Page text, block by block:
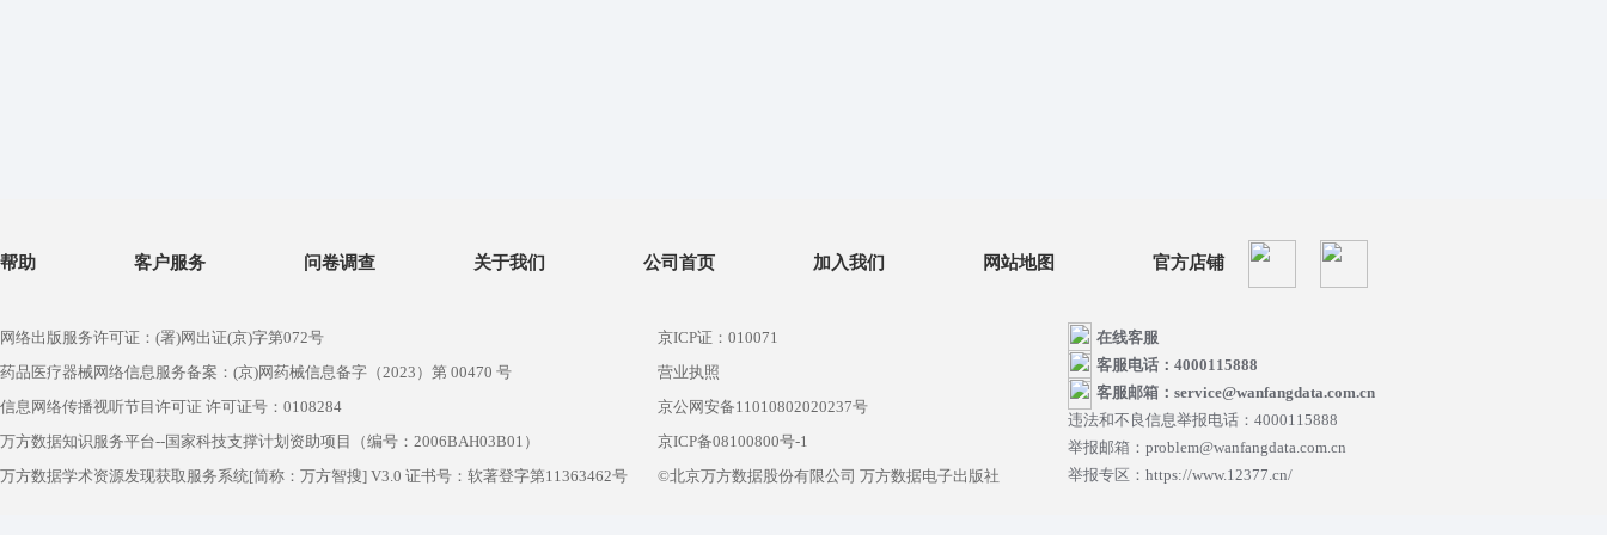
帮助 客户服务 问卷调查 关于我们 公司首页 加入我们 网站地图 官方店铺
网络出版服务许可证：(署)网出证(京)字第072号
药品医疗器械网络信息服务备案：(京)网药械信息备字（2023）第 00470 号
信息网络传播视听节目许可证 许可证号：0108284
万方数据知识服务平台--国家科技支撑计划资助项目（编号：2006BAH03B01）
万方数据学术资源发现获取服务系统[简称：万方智搜] V3.0 证书号：软著登字第11363462号
京ICP证：010071
营业执照
京公网安备11010802020237号
京ICP备08100800号-1
©北京万方数据股份有限公司 万方数据电子出版社
在线客服
客服电话：4000115888
客服邮箱：service@wanfangdata.com.cn
违法和不良信息举报电话：4000115888
举报邮箱：problem@wanfangdata.com.cn
举报专区：https://www.12377.cn/